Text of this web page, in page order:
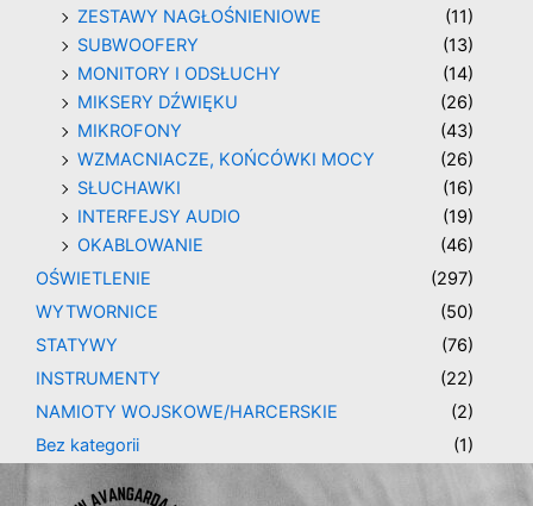
ZESTAWY NAGŁOŚNIENIOWE
(11)
SUBWOOFERY
(13)
MONITORY I ODSŁUCHY
(14)
MIKSERY DŹWIĘKU
(26)
MIKROFONY
(43)
WZMACNIACZE, KOŃCÓWKI MOCY
(26)
SŁUCHAWKI
(16)
INTERFEJSY AUDIO
(19)
OKABLOWANIE
(46)
OŚWIETLENIE
(297)
WYTWORNICE
(50)
STATYWY
(76)
INSTRUMENTY
(22)
NAMIOTY WOJSKOWE/HARCERSKIE
(2)
Bez kategorii
(1)